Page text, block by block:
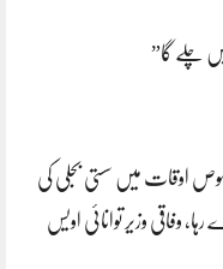
چلے گا”
اوقات میں سستی بجلی کی
وفاقی وزیر توانائی اویس